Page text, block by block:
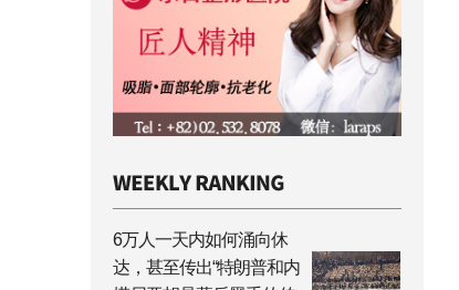
6万人一天内如何涌向休
达，甚至传出“特朗普和内